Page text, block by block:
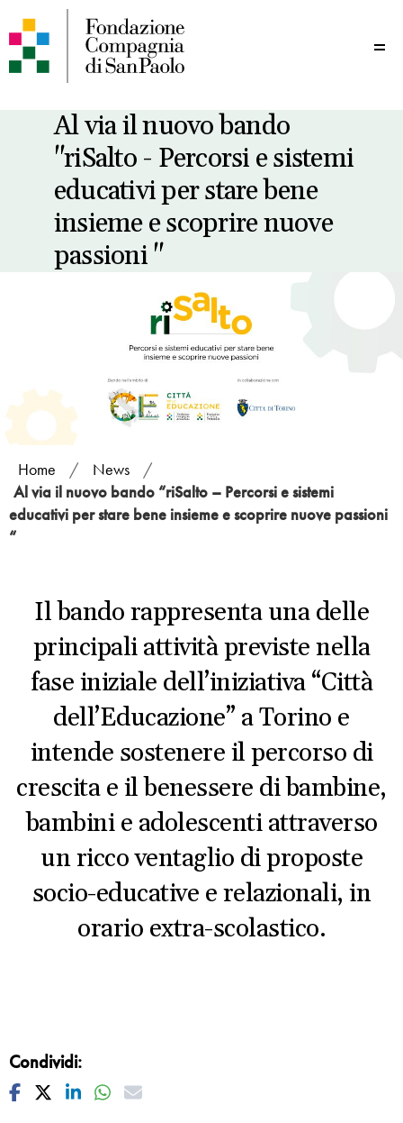
Al via il nuovo bando
"riSalto - Percorsi e sistemi
educativi per stare bene
insieme e scoprire nuove
passioni "
Home / News
/
Al via il nuovo bando “riSalto – Percorsi e sistemi
educativi per stare bene insieme e scoprire nuove passioni
“
Il bando rappresenta una delle
principali attività previste nella
fase iniziale dell’iniziativa “Città
dell’Educazione” a Torino e
intende sostenere il percorso di
crescita e il benessere di bambine,
bambini e adolescenti attraverso
un ricco ventaglio di proposte
socio-educative e relazionali, in
orario extra-scolastico.
Condividi:
Facebook
TwitterLinkedinWhatsapp
Mail